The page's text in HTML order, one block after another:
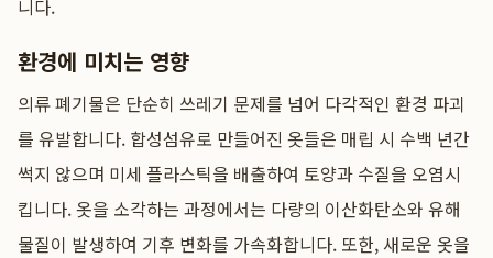
니다.
환경에 미치는 영향
의류 폐기물은 단순히 쓰레기 문제를 넘어 다각적인 환경 파괴
를 유발합니다. 합성섬유로 만들어진 옷들은 매립 시 수백 년간
썩지 않으며 미세 플라스틱을 배출하여 토양과 수질을 오염시
킵니다. 옷을 소각하는 과정에서는 다량의 이산화탄소와 유해
물질이 발생하여 기후 변화를 가속화합니다. 또한, 새로운 옷을